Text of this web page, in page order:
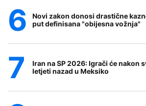
Novi zakon donosi drastične
put definisana "obijesna vožnja"
Iran na SP 2026: Igrači će nakon
letjeti nazad u Meksiko